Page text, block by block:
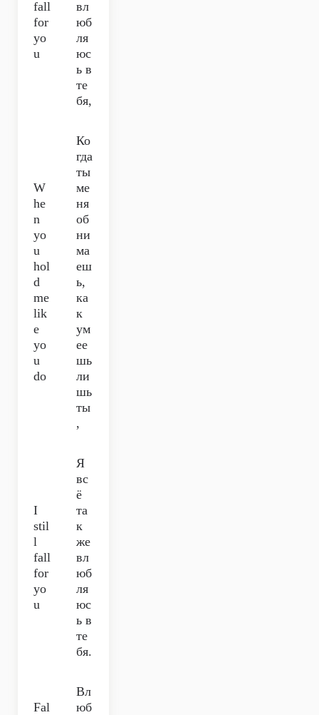
fall
for
yo
u
вл
юб
ля
юс
ь в
те
бя,
W
he
n
yo
u
hol
d
me
lik
e
yo
u
do
Ко
гда
ты
ме
ня
об
ни
ма
еш
ь,
ка
к
ум
ее
шь
ли
шь
ты
,
I
stil
l
fall
for
yo
u
Я
вс
ё
та
к
же
вл
юб
ля
юс
ь в
те
бя.
Fal
Вл
юб